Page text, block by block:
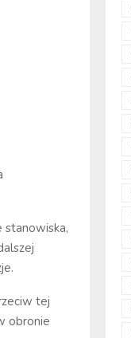
stanowiska,
tej
obronie